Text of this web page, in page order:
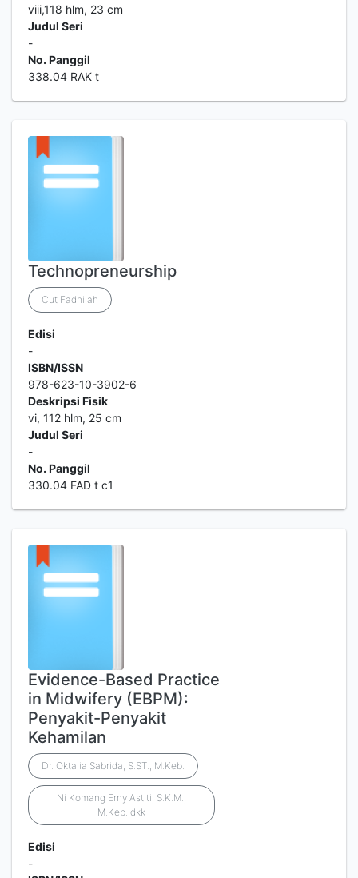
viii,118 hlm, 23 cm
Judul Seri
-
No. Panggil
338.04 RAK t
Technopreneurship
Cut Fadhilah
Edisi
-
ISBN/ISSN
978-623-10-3902-6
Deskripsi Fisik
vi, 112 hlm, 25 cm
Judul Seri
-
No. Panggil
330.04 FAD t c1
Evidence-Based Practice
in Midwifery (EBPM):
Penyakit-Penyakit
Kehamilan
Dr. Oktalia Sabrida, S.ST., M.Keb.
Ni Komang Erny Astiti, S.K.M.,
M.Keb. dkk
Edisi
-